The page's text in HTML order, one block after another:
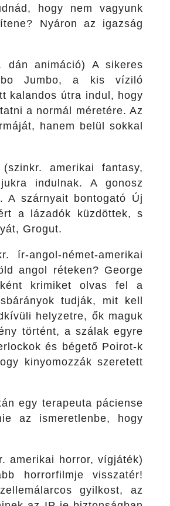
hogy nem vagyunk
Nyáron az igazság
dán animáció) A sikeres
Jumbo, a kis víziló
kalandos útra indul, hogy
a normál méretére. Az
hanem belül sokkal
(szinkr. amerikai fantasy,
indulnak. A gonosz
A szárnyait bontogató Új
a lázadók küzdöttek, s
Grogut.
ír-angol-német-amerikai
angol réteken? George
krimiket olvas fel a
tudják, mit kell
helyzetre, ők maguk
történt, a szálak egyre
és bégető Poirot-k
kinyomozzák szeretett
egy terapeuta páciense
az ismeretlenbe, hogy
amerikai horror, vígjáték)
horrorfilmje visszatér!
gyilkost, az